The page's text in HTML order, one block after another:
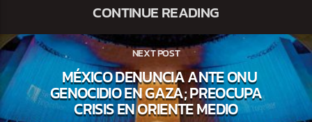
CONTINUE READING
NEXT POST
MÉXICO DENUNCIA ANTE ONU
GENOCIDIO EN GAZA; PREOCUPA
CRISIS EN ORIENTE MEDIO